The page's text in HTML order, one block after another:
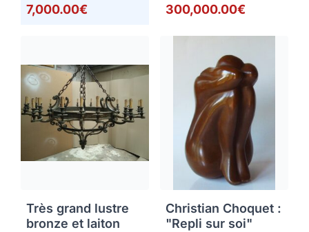
7,000.00€ 300,000.00€
Très grand lustre
bronze et laiton
Christian Choquet :
"Repli sur soi"